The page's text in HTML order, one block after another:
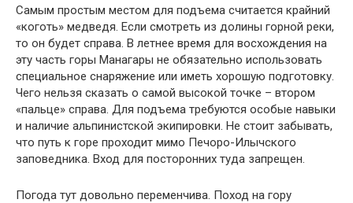
Самым простым местом для подъема считается крайний
«коготь» медведя. Если смотреть из долины горной реки,
то он будет справа. В летнее время для восхождения на
эту часть горы Манагары не обязательно использовать
специальное снаряжение или иметь хорошую подготовку.
Чего нельзя сказать о самой высокой точке – втором
«пальце» справа. Для подъема требуются особые навыки
и наличие альпинистской экипировки. Не стоит забывать,
что путь к горе проходит мимо Печоро-Илычского
заповедника. Вход для посторонних туда запрещен.
Погода тут довольно переменчива. Поход на гору